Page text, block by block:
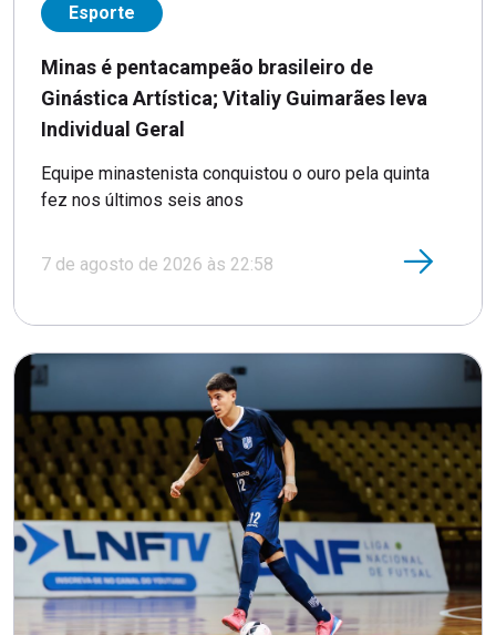
Esporte
Minas é pentacampeão brasileiro de
Ginástica Artística; Vitaliy Guimarães leva
Individual Geral
Equipe minastenista conquistou o ouro pela quinta
fez nos últimos seis anos
7 de agosto de 2026 às 22:58